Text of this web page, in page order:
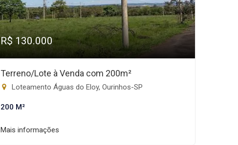
R$ 130.000
Terreno/Lote à Venda com 200m²
Loteamento Águas do Eloy, Ourinhos-SP
200 M²
Mais informações